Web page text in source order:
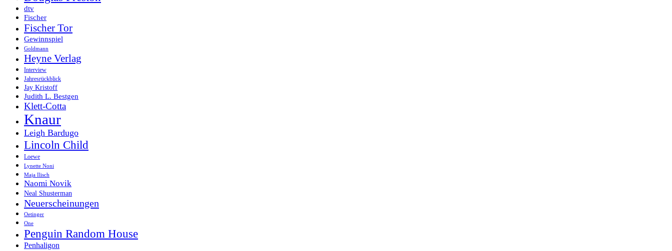
dtv
Fischer
Fischer Tor
Gewinnspiel
Goldmann
Heyne Verlag
Interview
Jahresrückblick
Jay Kristoff
Judith L. Bestgen
Klett-Cotta
Knaur
Leigh Bardugo
Lincoln Child
Loewe
Lynette Noni
Maja Ilisch
Naomi Novik
Neal Shusterman
Neuerscheinungen
Oetinger
One
Penguin Random House
Penhaligon